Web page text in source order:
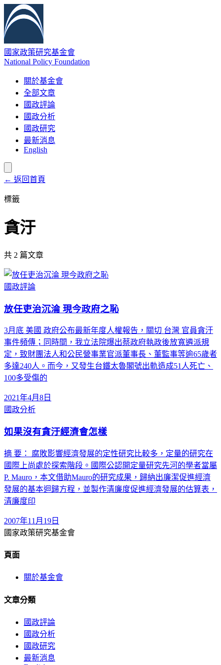
國家政策研究基金會
National Policy Foundation
關於基金會
全部文章
國政評論
國政分析
國政研究
最新消息
English
← 返回首頁
標籤
貪汙
共 2 篇文章
國政評論
放任吏治沉淪 現今政府之恥
3月底 美國 政府公布最新年度人權報告，關切 台灣 官員貪汙
事件頻傳；同時間，我立法院爆出蔡政府執政後放寬遴派規
定，致財團法人和公民營事業官派董事長、董監事等逾65歲者
多達240人。而今，又發生台鐵太魯閣號出軌造成51人死亡、
100多受傷的
2021年4月8日
國政分析
如果沒有貪汙經濟會怎樣
摘 要： 腐敗影響經濟發展的定性研究比較多，定量的研究在
國際上尚處於探索階段。國際公認開定量研究先河的學者當屬
P. Mauro，本文借助Mauro的研究成果，歸納出廉潔促進經濟
發展的基本迴歸方程，並製作清廉度促進經濟發展的估算表，
清廉度印
2007年11月19日
國家政策研究基金會
頁面
關於基金會
文章分類
國政評論
國政分析
國政研究
最新消息